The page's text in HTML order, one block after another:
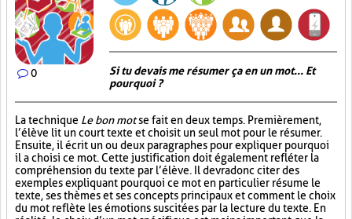
0
Si tu devais me résumer ça en un mot... Et
pourquoi ?
La technique Le bon motse fait en deux temps. Premièrement,
l’élève lit un court texte et choisit un seul mot pour le résumer.
Ensuite, il écrit un ou deux paragraphes pour expliquer pourquoi
il a choisi ce mot. Cette justification doit également refléter la
compréhension du texte par l’élève. Il devra donc citer des
exemples expliquant pourquoi ce mot en particulier résume le
texte, ses thèmes et ses concepts principaux et comment le choix
du mot reflète les émotions suscitées par la lecture du texte. En